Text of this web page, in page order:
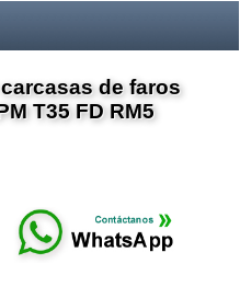
de faros
T35 FD RM5